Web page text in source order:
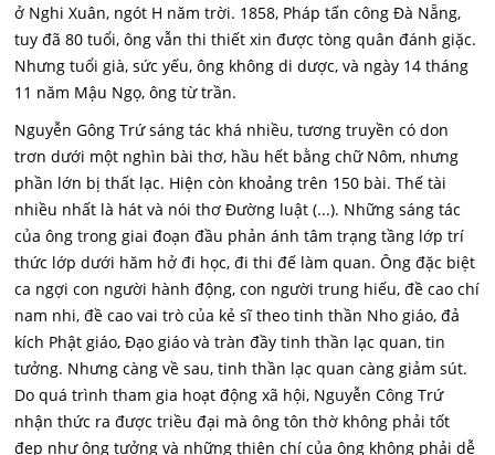
ở Nghi Xuân, ngót H năm trời. 1858, Pháp tấn công Đà Nẵng,
tuy đã 80 tuổi, ông vẫn thi thiết xin được tòng quân đánh giặc.
Nhưng tuổi già, sức yếu, ông không di dược, và ngày 14 tháng
11 năm Mậu Ngọ, ông từ trần.
Nguyễn Gông Trứ sáng tác khá nhiều, tương truyền có don
trơn dưới một nghìn bài thơ, hầu hết bằng chữ Nôm, nhưng
phần lớn bị thất lạc. Hiện còn khoảng trên 150 bài. Thế tài
nhiều nhất là hát và nói thơ Đường luật (...). Những sáng tác
của ông trong giai đoạn đầu phản ánh tâm trạng tầng lớp trí
thức lớp dưới hăm hở đi học, đi thi đế làm quan. Ông đặc biệt
ca ngợi con người hành động, con người trung hiếu, đề cao chí
nam nhi, đề cao vai trò của kẻ sĩ theo tinh thần Nho giáo, đả
kích Phật giáo, Đạo giáo và tràn đầy tinh thần lạc quan, tin
tưởng. Nhưng càng về sau, tinh thần lạc quan càng giảm sút.
Do quá trình tham gia hoạt động xã hội, Nguyễn Công Trứ
nhận thức ra được triều đại mà ông tôn thờ không phải tốt
đẹp như ông tưởng và những thiện chí của ông không phải dễ